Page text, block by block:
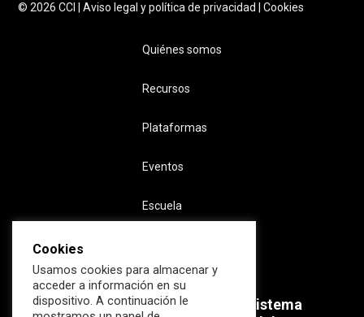
©2026 CCI |Aviso legal y política de privacidad |Cookies
Quiénes somos
Recursos
Plataformas
Eventos
Escuela
Súmate ahora al mayor Ecosistema
Cookies
Usamos cookies para almacenar y
acceder a información en su
dispositivo. A continuación le